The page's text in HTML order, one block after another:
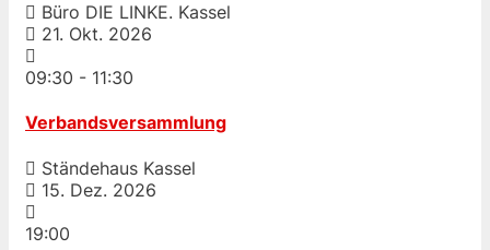
Büro DIE LINKE. Kassel
21. Okt. 2026
09:30 - 11:30
Verbandsversammlung
Ständehaus Kassel
15. Dez. 2026
19:00